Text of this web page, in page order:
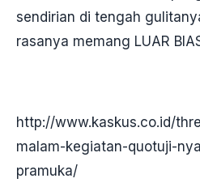
sendirian di tengah
rasanya memang LUAR
http://www.kaskus.co.id/
malam-kegiatan-quotuji-
pramuka/